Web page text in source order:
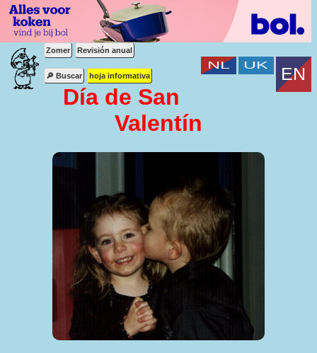
Zomer Revisión anual
🔎 Buscar hoja informativa
Día de San
Valentín